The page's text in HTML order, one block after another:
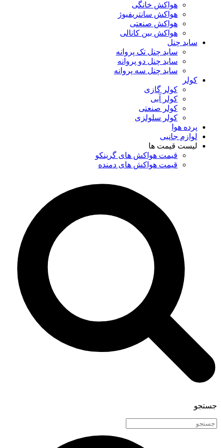
هواکش خانگی
هواکش سانتریفیوژ
هواکش صنعتی
هواکش بین کانالی
ساید چنل
ساید چنل تک پروانه
ساید چنل دو پروانه
ساید چنل سه پروانه
کولر
کولر گازی
کولر آبی
کولر صنعتی
کولر سلولزی
پرده هوا
لوازم جانبی
لیست قیمت ها
قیمت هواکش های گرینکو
قیمت هواکش های دمنده
جستجو